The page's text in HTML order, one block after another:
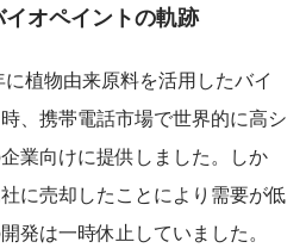
オペイントの軌跡
植物由来原料を活用したバイ
、携帯電話市場で世界的に高シ
業向けに提供しました。しか
に売却したことにより需要が低
発は一時休止していました。